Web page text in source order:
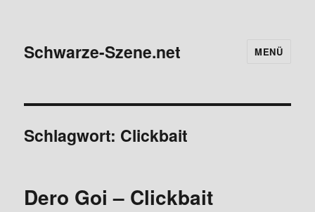
Schwarze-Szene.net MENÜ
Schlagwort: Clickbait
Dero Goi – Click­bait